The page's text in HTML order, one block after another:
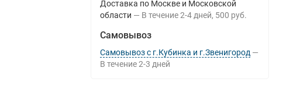
Доставка по Москве и Московской
области
В течение 2-4 дней 500 руб.
Самовывоз
Самовывоз с г.Кубинка и г.Звенигород
В течение 2-3 дней